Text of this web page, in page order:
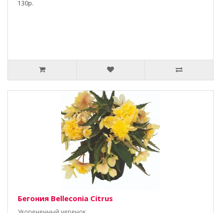
130р.
Бегония Belleconia Citrus